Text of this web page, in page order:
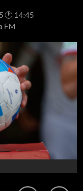
🕐 14:45
FM